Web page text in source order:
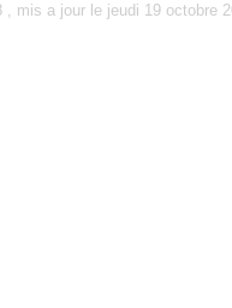
, mis a jour le jeudi 19 octobre